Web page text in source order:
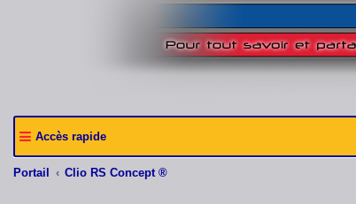
Accès rapide
Portail Clio RS Concept ®